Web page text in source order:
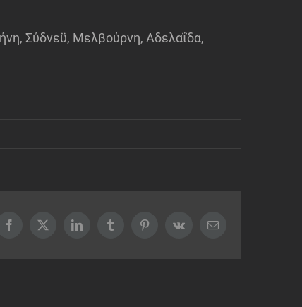
Σύδνεϋ, Μελβούρνη, Αδελαΐδα,
Facebook
X LinkedInTumblrPinterestVk Email